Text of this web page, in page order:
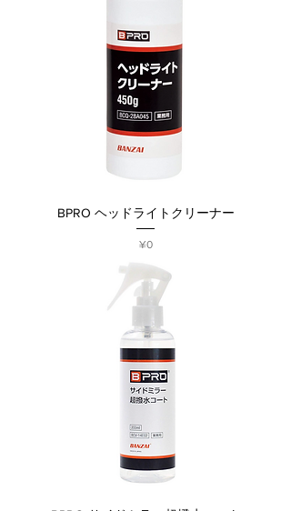
BPRO ヘッドライトクリーナー
Price
¥0